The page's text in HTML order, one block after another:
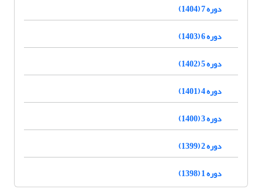
دوره 7 (1404)
دوره 6 (1403)
دوره 5 (1402)
دوره 4 (1401)
دوره 3 (1400)
دوره 2 (1399)
دوره 1 (1398)